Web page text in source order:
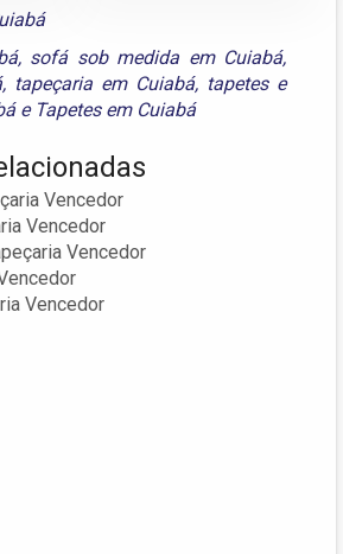
, sofá sob medida em Cuiabá,
, tapeçaria em Cuiabá, tapetes e
e Tapetes em Cuiabá
Vencedor
Vencedor
Vencedor
Vencedor